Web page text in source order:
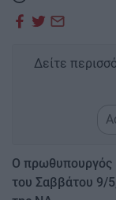
Δείτε
Ο πρωθυπουργός
του Σαββάτου 9/